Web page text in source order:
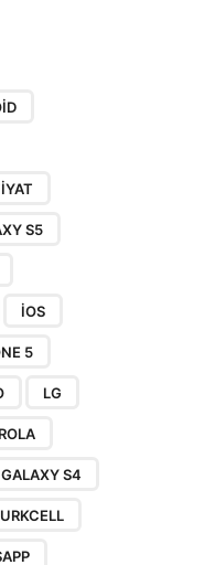
S5
IOS
5
LG
S4